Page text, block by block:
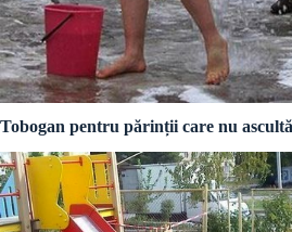
Tobogan pentru părinții care nu